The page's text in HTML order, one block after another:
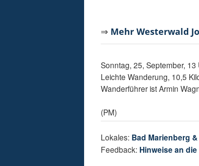
⇒ Mehr Westerwald
Sonntag, 25, September,
Leichte Wanderung, 10,5
Wanderführer ist Armin
(PM)
Lokales: Bad Marienberg
Feedback: Hinweise an